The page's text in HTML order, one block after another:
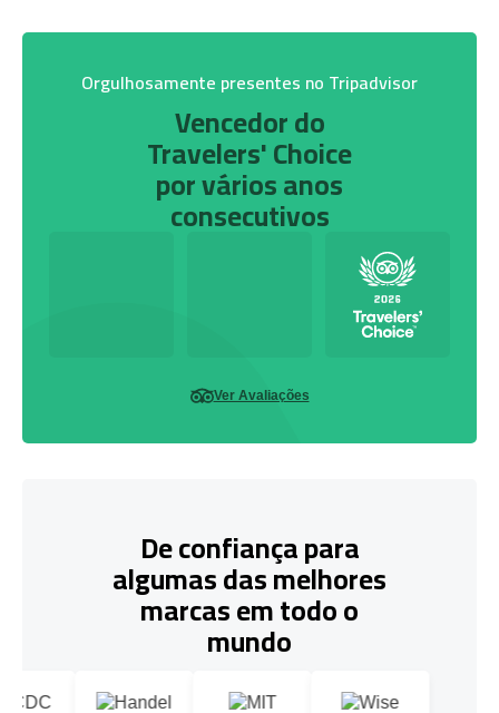
Orgulhosamente presentes no Tripadvisor
Vencedor do
Travelers' Choice
por vários anos
consecutivos
Ver Avaliações
De confiança para
algumas das melhores
marcas em todo o
mundo